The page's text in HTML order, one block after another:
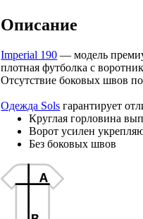
Описание
Imperial 190 — модель
плотная футболка с
Отсутствие боковых швов
Одежда Sols гарантирует
Круглая горловина
Ворот усилен
Без боковых швов